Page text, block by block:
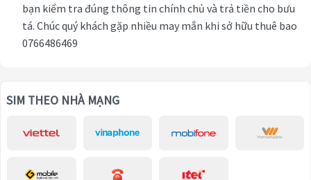
bạn kiểm tra đúng thông tin chính chủ và trả tiền cho bưu
tá. Chúc quý khách gặp nhiều may mắn khi sở hữu thuê bao
0766486469
SIM THEO NHÀ MẠNG